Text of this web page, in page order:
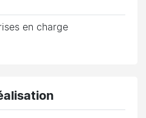
en charge